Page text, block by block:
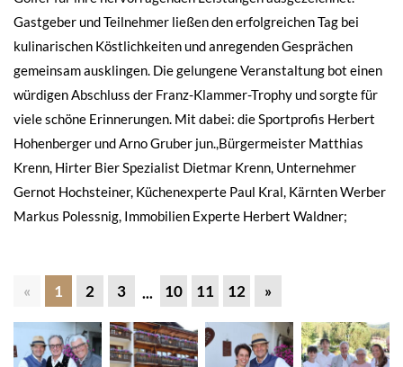
Gastgeber und Teilnehmer ließen den erfolgreichen Tag bei
kulinarischen Köstlichkeiten und anregenden Gesprächen
gemeinsam ausklingen. Die gelungene Veranstaltung bot einen
würdigen Abschluss der Franz-Klammer-Trophy und sorgte für
viele schöne Erinnerungen. Mit dabei: die Sportprofis Herbert
Hohenberger und Arno Gruber jun.,Bürgermeister Matthias
Krenn, Hirter Bier Spezialist Dietmar Krenn, Unternehmer
Gernot Hochsteiner, Küchenexperte Paul Kral, Kärnten Werber
Markus Polessnig, Immobilien Experte Herbert Waldner;
« 1 2 3 ... 10 11 12 »